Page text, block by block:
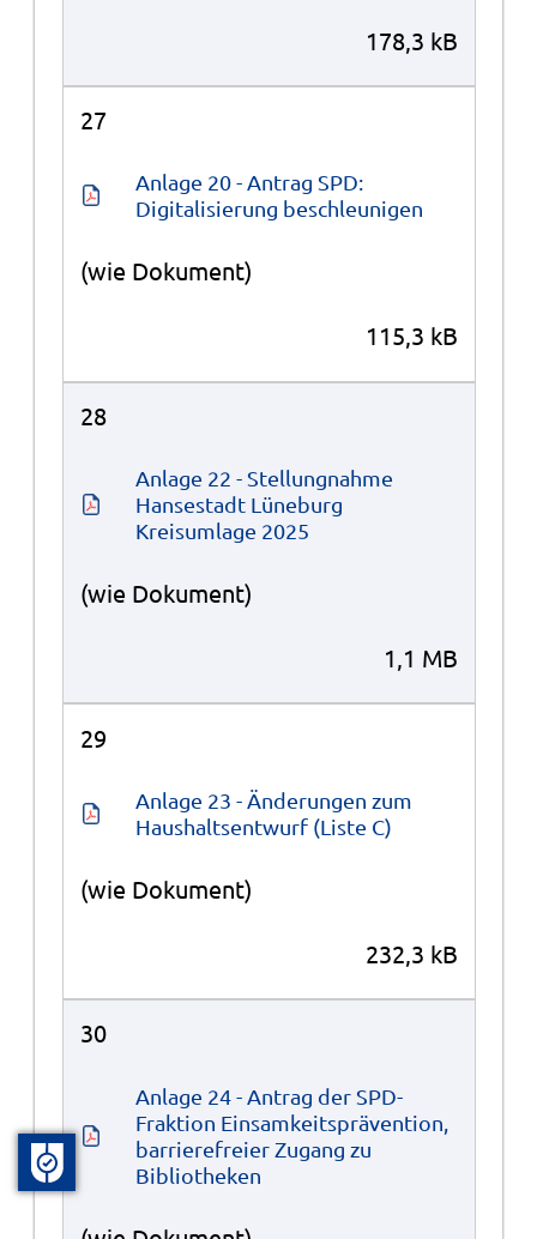
178,3 kB
27
Anlage 20 - Antrag SPD:
Digitalisierung beschleunigen
(wie Dokument)
115,3 kB
28
Anlage 22 - Stellungnahme
Hansestadt Lüneburg
Kreisumlage 2025
(wie Dokument)
1,1 MB
29
Anlage 23 - Änderungen zum
Haushaltsentwurf (Liste C)
(wie Dokument)
232,3 kB
30
Anlage 24 - Antrag der SPD-
Fraktion Einsamkeitsprävention,
barrierefreier Zugang zu
Bibliotheken